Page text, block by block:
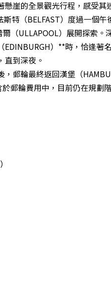
懸崖的全景觀光行程，感受其
特（BELFAST）度過一個
（ULLAPOOL）展開探索
EDINBURGH）**時，恰逢
直到深夜。
，郵輪最終返回漢堡（
郵輪費用中，目前仍在規劃